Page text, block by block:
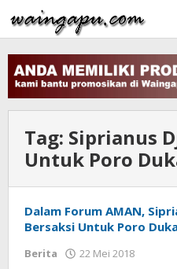
ke
konten
Tag: Siprianus
Untuk Poro
Dalam Forum AMAN,
Bersaksi Untuk Poro
Berita 22 Mei 2018